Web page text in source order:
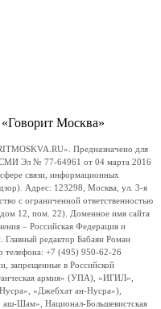
Москва»
Предназначено для
СМИ Эл № 77-64961 от 04 марта 2016
связи, информационных
Адрес: 123298, Москва, ул. 3-я
с ограниченной ответственностью
12, пом. 22). Доменное имя сайта
– Российская Федерация и
Главный редактор Бабаян Роман
телефона: +7 (495) 950-62-26
запрещенные в Российской
армия» (УПА), «ИГИЛ»,
«Джебхат ан-Нусра»),
аш-Шам», Национал-Большевистская